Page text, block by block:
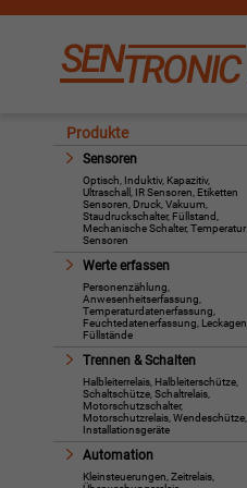
Produkte
Sensoren
Optisch, Induktiv, Kapazitiv,
Ultraschall, IR Sensoren, Etiketten
Sensoren, Druck, Vakuum,
Staudruckschalter, Füllstand,
Mechanische Schalter, Temperatur
Sensoren
Werte erfassen
Personenzählung,
Anwesenheitserfassung,
Temperaturdatenerfassung,
Feuchtedatenerfassung, Leckagen,
Füllstände
Trennen & Schalten
Halbleiterrelais, Halbleiterschütze,
Schaltschütze, Schaltrelais,
Motorschutzschalter,
Motorschutzrelais, Wendeschütze,
Installationsgeräte
Automation
Kleinsteuerungen, Zeitrelais,